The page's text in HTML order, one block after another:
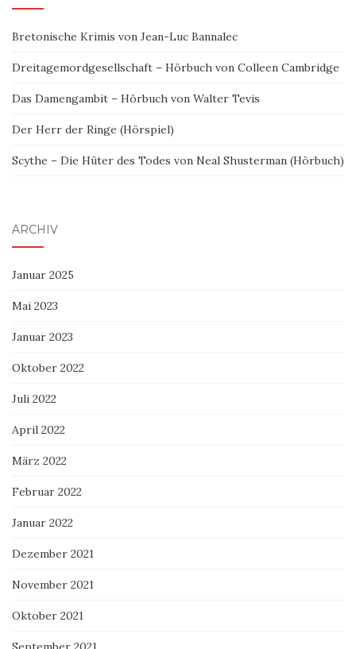
Bretonische Krimis von Jean-Luc Bannalec
Dreitagemordgesellschaft – Hörbuch von Colleen Cambridge
Das Damengambit – Hörbuch von Walter Tevis
Der Herr der Ringe (Hörspiel)
Scythe – Die Hüter des Todes von Neal Shusterman (Hörbuch)
ARCHIV
Januar 2025
Mai 2023
Januar 2023
Oktober 2022
Juli 2022
April 2022
März 2022
Februar 2022
Januar 2022
Dezember 2021
November 2021
Oktober 2021